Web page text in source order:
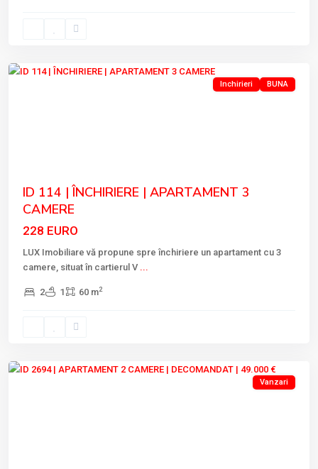
Inchirieri BUNA
ID 114 | ÎNCHIRIERE | APARTAMENT 3
CAMERE
228 EURO
LUX Imobiliare vă propune spre închiriere un apartament cu 3
camere, situat în cartierul V ...
2 1 60 m2
Vanzari